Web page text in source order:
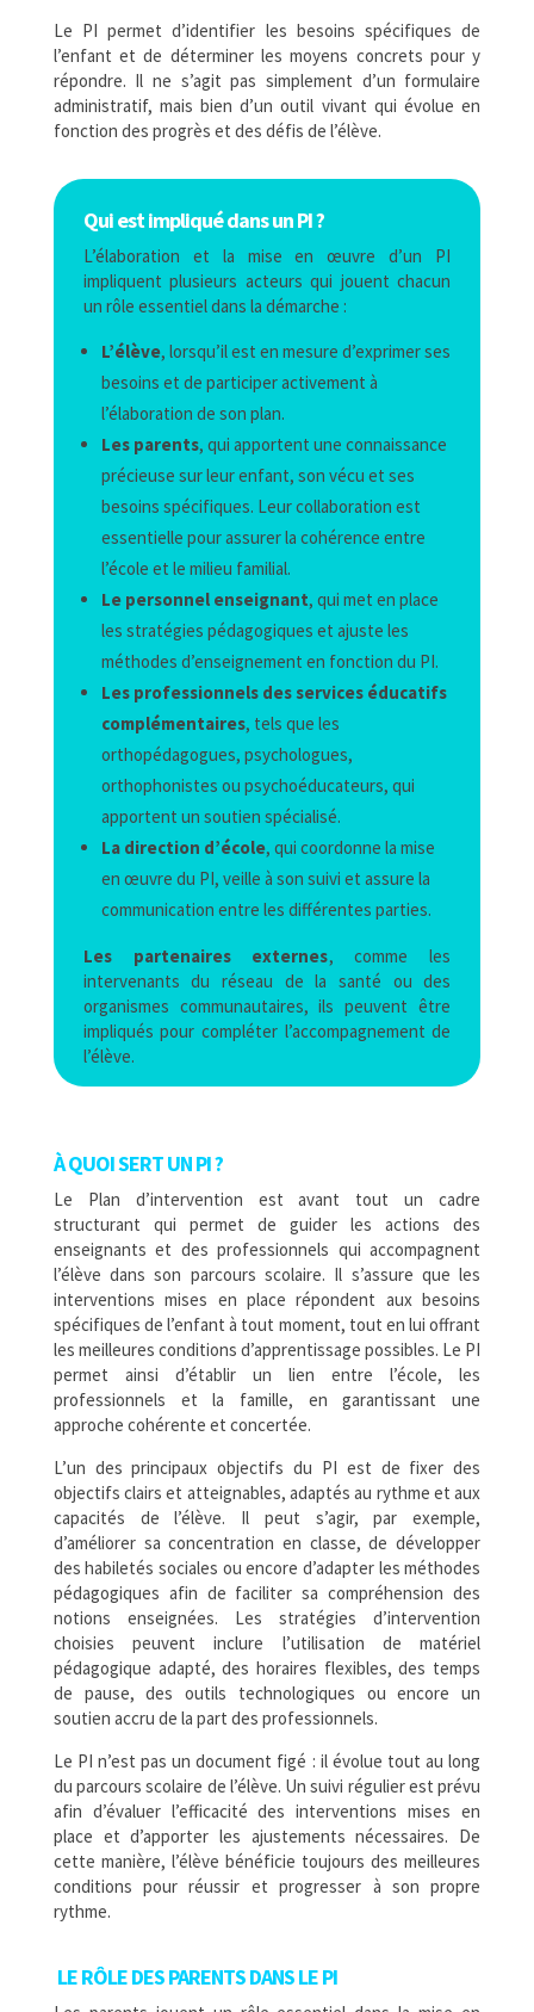
Le PI permet d’identifier les besoins spécifiques de
l’enfant et de déterminer les moyens concrets pour y
répondre. Il ne s’agit pas simplement d’un formulaire
administratif, mais bien d’un outil vivant qui évolue en
fonction des progrès et des défis de l’élève.
Qui est impliqué dans un PI ?
L’élaboration et la mise en œuvre d’un PI
impliquent plusieurs acteurs qui jouent chacun
un rôle essentiel dans la démarche :
L’élève, lorsqu’il est en mesure d’exprimer ses
besoins et de participer activement à
l’élaboration de son plan.
Les parents, qui apportent une connaissance
précieuse sur leur enfant, son vécu et ses
besoins spécifiques. Leur collaboration est
essentielle pour assurer la cohérence entre
l’école et le milieu familial.
Le personnel enseignant, qui met en place
les stratégies pédagogiques et ajuste les
méthodes d’enseignement en fonction du PI.
Les professionnels des services éducatifs
complémentaires, tels que les
orthopédagogues, psychologues,
orthophonistes ou psychoéducateurs, qui
apportent un soutien spécialisé.
La direction d’école, qui coordonne la mise
en œuvre du PI, veille à son suivi et assure la
communication entre les différentes parties.
Les partenaires externes, comme les
intervenants du réseau de la santé ou des
organismes communautaires, ils peuvent être
impliqués pour compléter l’accompagnement de
l’élève.
À QUOI SERT UN PI ?
Le Plan d’intervention est avant tout un cadre
structurant qui permet de guider les actions des
enseignants et des professionnels qui accompagnent
l’élève dans son parcours scolaire. Il s’assure que les
interventions mises en place répondent aux besoins
spécifiques de l’enfant à tout moment, tout en lui offrant
les meilleures conditions d’apprentissage possibles. Le PI
permet ainsi d’établir un lien entre l’école, les
professionnels et la famille, en garantissant une
approche cohérente et concertée.
L’un des principaux objectifs du PI est de fixer des
objectifs clairs et atteignables, adaptés au rythme et aux
capacités de l’élève. Il peut s’agir, par exemple,
d’améliorer sa concentration en classe, de développer
des habiletés sociales ou encore d’adapter les méthodes
pédagogiques afin de faciliter sa compréhension des
notions enseignées. Les stratégies d’intervention
choisies peuvent inclure l’utilisation de matériel
pédagogique adapté, des horaires flexibles, des temps
de pause, des outils technologiques ou encore un
soutien accru de la part des professionnels.
Le PI n’est pas un document figé : il évolue tout au long
du parcours scolaire de l’élève. Un suivi régulier est prévu
afin d’évaluer l’efficacité des interventions mises en
place et d’apporter les ajustements nécessaires. De
cette manière, l’élève bénéficie toujours des meilleures
conditions pour réussir et progresser à son propre
rythme.
LE RÔLE DES PARENTS DANS LE PI